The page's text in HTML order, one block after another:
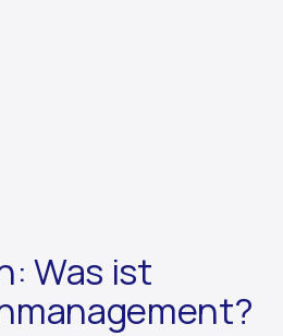
Was ist